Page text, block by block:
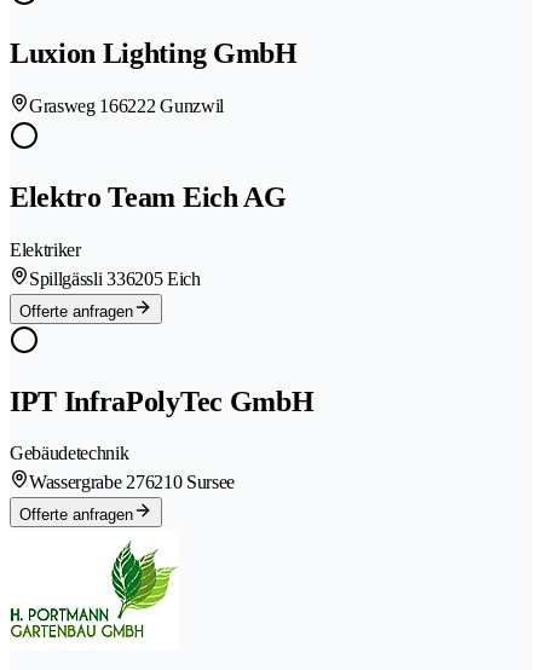
Luxion Lighting GmbH
Grasweg 166222 Gunzwil
Elektro Team Eich AG
Elektriker
Spillgässli 336205 Eich
Offerte anfragen
IPT InfraPolyTec GmbH
Gebäudetechnik
Wassergrabe 276210 Sursee
Offerte anfragen